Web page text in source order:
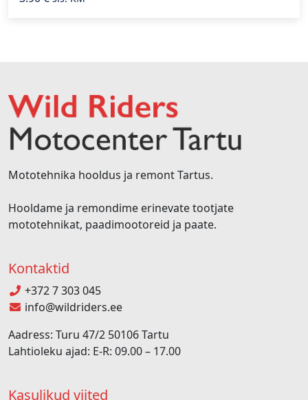
Mototehnika hooldus ja remont Tartus.
Hooldame ja remondime erinevate tootjate
mototehnikat, paadimootoreid ja paate.
Kontaktid
+372 7 303 045
info@wildriders.ee
Aadress: Turu 47/2 50106 Tartu
Lahtioleku ajad: E-R: 09.00 – 17.00
Kasulikud viited